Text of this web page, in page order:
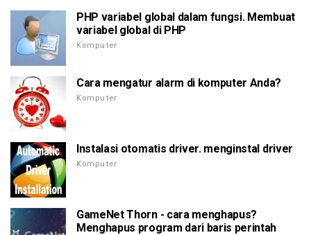
PHP variabel global dalam fungsi. Membuat
variabel global di PHP
Komputer
Cara mengatur alarm di komputer Anda?
Komputer
Instalasi otomatis driver. menginstal driver
Komputer
GameNet Thorn - cara menghapus?
Menghapus program dari baris perintah